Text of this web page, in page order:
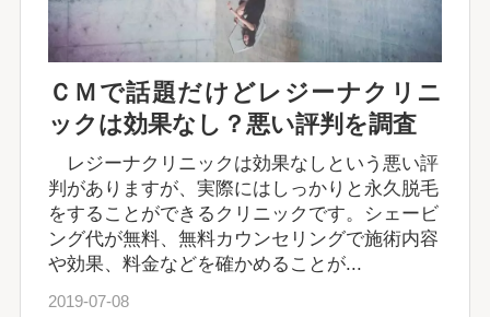
ＣＭで話題だけどレジーナクリニ
ックは効果なし？悪い評判を調査
レジーナクリニックは効果なしという悪い評
判がありますが、実際にはしっかりと永久脱毛
をすることができるクリニックです。シェービ
ング代が無料、無料カウンセリングで施術内容
や効果、料金などを確かめることが...
2019-07-08